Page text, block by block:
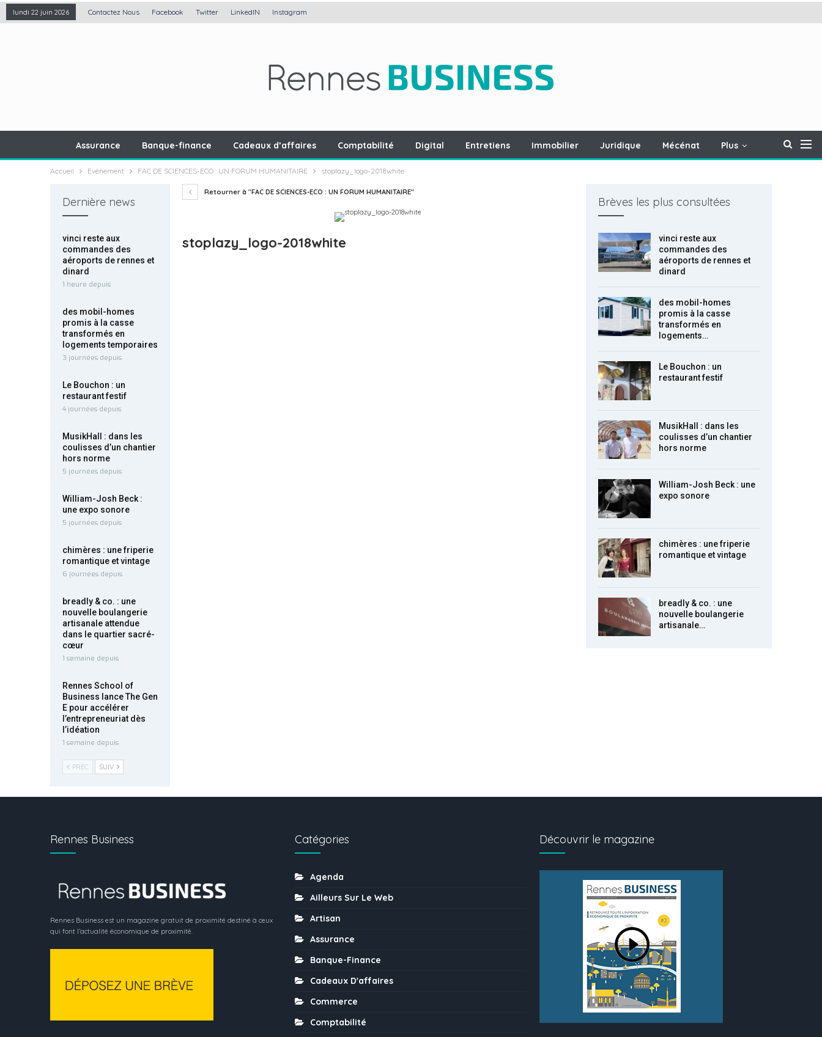
lundi 22 juin 2026 Contactez Nous Facebook Twitter LinkedIN Instagram
Assurance Banque-finance Cadeaux d’affaires Comptabilité Digital Entretiens Immobilier Juridique Mécénat Plus
Accueil Evènement FAC DE SCIENCES-ECO : UN FORUM HUMANITAIRE stoplazy_logo-2018white
Retourner à "FAC DE SCIENCES-ECO : UN FORUM HUMANITAIRE"
stoplazy_logo-2018white
Brèves les plus consultées
vinci reste aux
commandes des
aéroports de rennes et
dinard
des mobil-homes
promis à la casse
transformés en
logements…
Le Bouchon : un
restaurant festif
MusikHall : dans les
coulisses d’un chantier
hors norme
William-Josh Beck : une
expo sonore
chimères : une friperie
romantique et vintage
breadly & co. : une
nouvelle boulangerie
artisanale…
Dernière news
vinci reste aux
commandes des
aéroports de rennes et
dinard
1 heure depuis
des mobil-homes
promis à la casse
transformés en
logements temporaires
3 journées depuis
Le Bouchon : un
restaurant festif
4 journées depuis
MusikHall : dans les
coulisses d’un chantier
hors norme
5 journées depuis
William-Josh Beck :
une expo sonore
5 journées depuis
chimères : une friperie
romantique et vintage
6 journées depuis
breadly & co. : une
nouvelle boulangerie
artisanale attendue
dans le quartier sacré-
cœur
1 semaine depuis
Rennes School of
Business lance The Gen
E pour accélérer
l’entrepreneuriat dès
l’idéation
1 semaine depuis
PREC SUIV
Rennes Business
Rennes Business est un magazine gratuit de proximité destiné à ceux
qui font l’actualité économique de proximité.
Catégories
Agenda
Ailleurs Sur Le Web
Artisan
Assurance
Banque-Finance
Cadeaux D'affaires
Commerce
Comptabilité
Découvrir le magazine